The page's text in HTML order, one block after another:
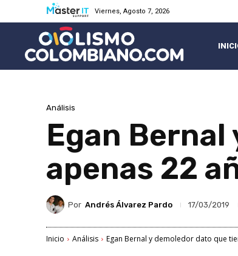
Viernes, Agosto 7, 2026
Análisis
Egan
apenas 22
Por Andrés Álvarez Pardo 17/03/2019
Inicio Análisis Egan Bernal y demoledor dato que